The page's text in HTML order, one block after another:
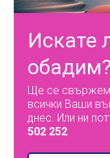
Искате
обадим?
Ще се свържем
всички Ваши
днес. Или ни
502 252